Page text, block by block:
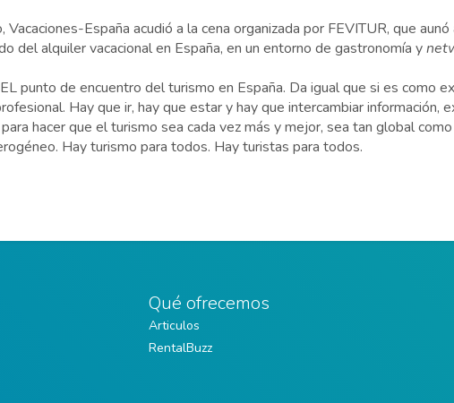
Vacaciones-España acudió a la cena organizada por FEVITUR, que
del alquiler vacacional en España, en un entorno de gastronomía y
punto de encuentro del turismo en España. Da igual que si es como
Hay que ir, hay que estar y hay que intercambiar información,
hacer que el turismo sea cada vez más y mejor, sea tan global
Hay turismo para todos. Hay turistas para todos.
Qué ofrecemos
Articulos
RentalBuzz